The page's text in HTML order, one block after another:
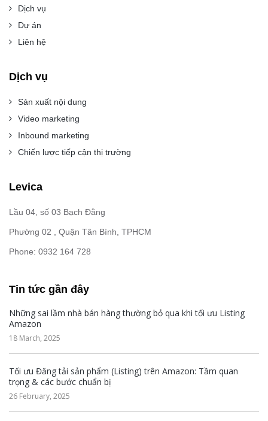
Dịch vụ
Dự án
Liên hệ
Dịch vụ
Sản xuất nội dung
Video marketing
Inbound marketing
Chiến lược tiếp cận thị trường
Levica
Lầu 04, số 03 Bạch Đằng
Phường 02 , Quận Tân Bình, TPHCM
Phone: 0932 164 728
Tin tức gần đây
Những sai lầm nhà bán hàng thường bỏ qua khi tối ưu Listing
Amazon
18 March, 2025
Tối ưu Đăng tải sản phẩm (Listing) trên Amazon: Tầm quan
trọng & các bước chuẩn bị
26 February, 2025